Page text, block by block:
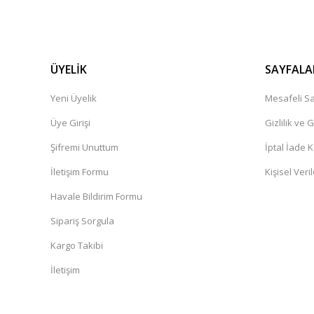
ÜYELİK
Yeni Üyelik
Üye Girişi
Şifremi Unuttum
İletişim Formu
Havale Bildirim Formu
Sipariş Sorgula
Kargo Takibi
İletişim
Mesafeli
Gizlilik ve
İptal İade
Kişisel